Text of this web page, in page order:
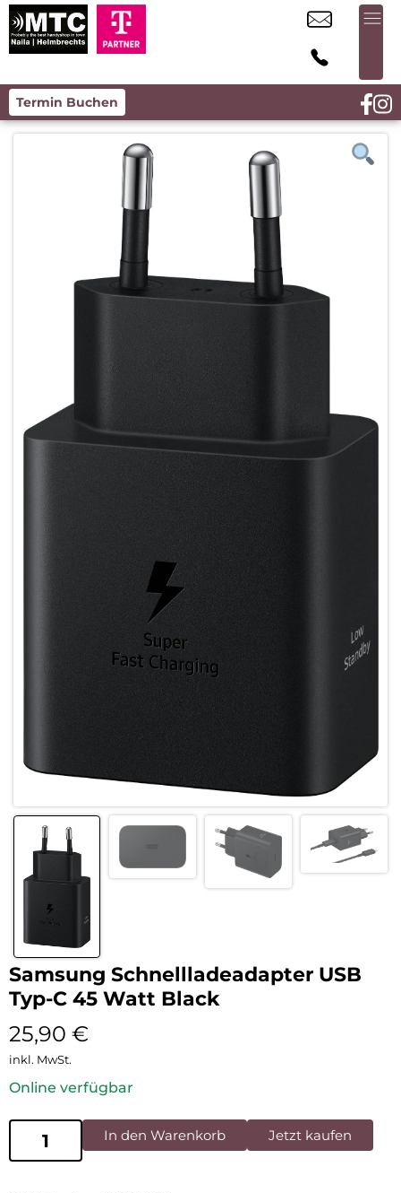
Termin Buchen
Samsung Schnellladeadapter USB
Typ-C 45 Watt Black
25,90 €
inkl. MwSt.
Online verfügbar
In den Warenkorb Jetzt kaufen